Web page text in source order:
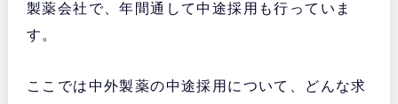
製薬会社で、年間通して中途採用も行っていま
す。
ここでは中外製薬の中途採用について、どんな求